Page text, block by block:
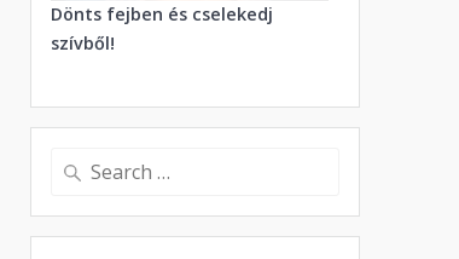
Dönts fejben és cselekedj
szívből!
Search